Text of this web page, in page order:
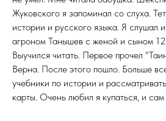
Жуковского я запоминал со слуха.
истории и русского языка. Я слушал
агроном Танышев с женой и сыном 12
Выучился читать. Первое прочел
Верна. После этого пошло. Больше
учебники по истории и
карты. Очень любил я купаться, и сам